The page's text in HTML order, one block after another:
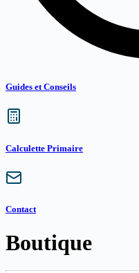
Guides et Conseils
Calculette Primaire
Contact
Boutique